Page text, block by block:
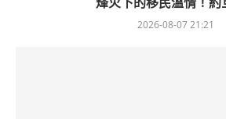
烽火下的移民溫情！約
2026-08-07 21:21